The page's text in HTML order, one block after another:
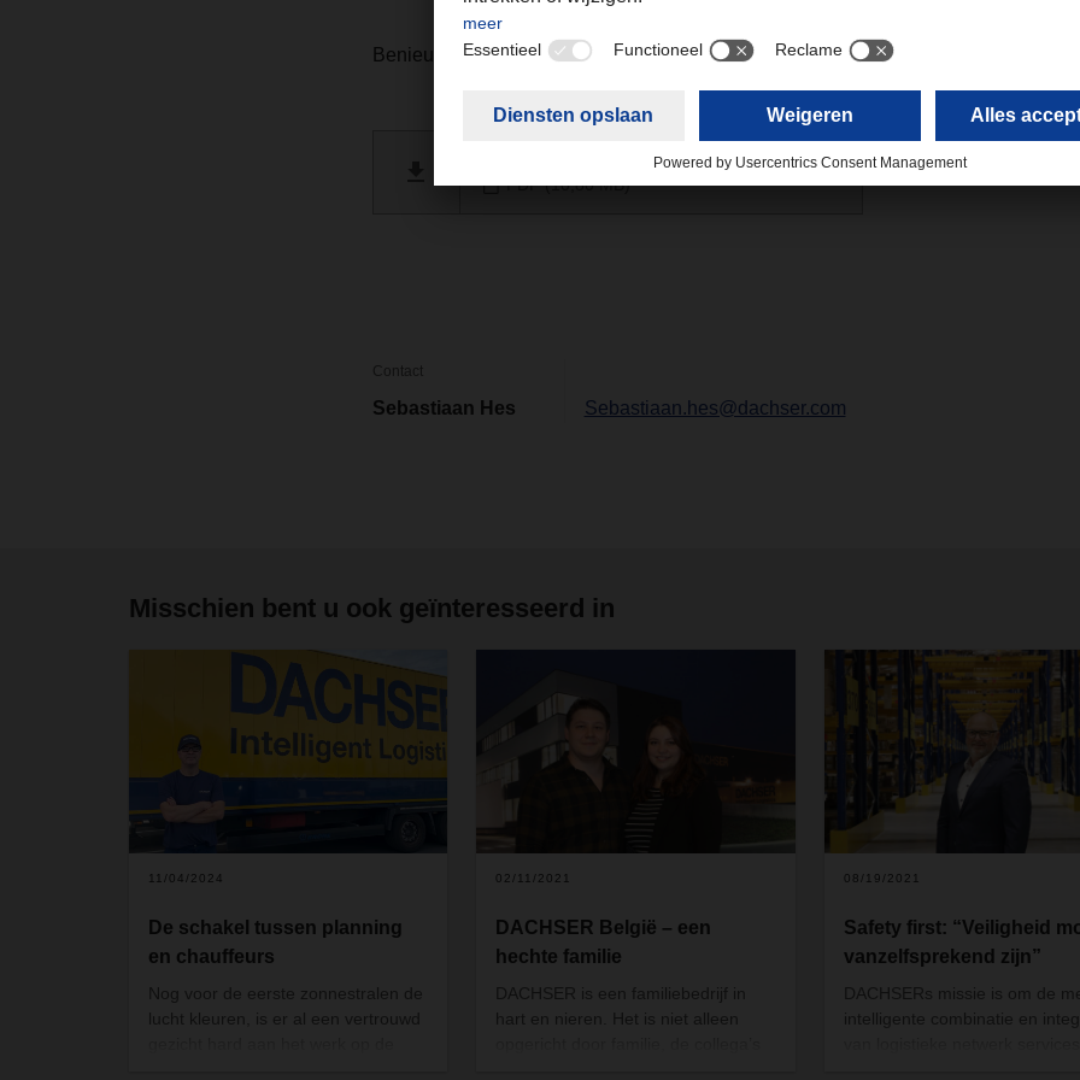
Benieuwd naar de vorige edities van het DACHSER magazine?
DACHSER magazine 01/22 - Engels
PDF (10,80 MB)
Contact
Sebastiaan Hes Sebastiaan.hes@dachser.com
Misschien bent u ook geïnteresseerd in
11/04/2024
De schakel tussen planning
en chauffeurs
Nog voor de eerste zonnestralen de
lucht kleuren, is er al een vertrouwd
02/11/2021
DACHSER België – een
hechte familie
DACHSER is een familiebedrijf in
hart en nieren. Het is niet alleen
08/19/2021
Safety first: “Veiligheid
vanzelfsprekend zijn”
DACHSERs missie is om de
intelligente combinatie en